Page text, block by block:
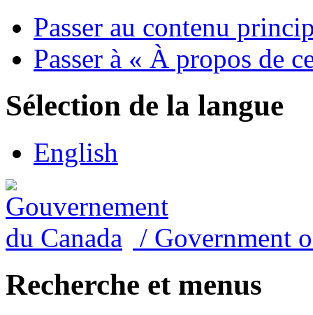
Passer au contenu
Passer à « À propos de
Sélection de la langue
English
/ Government
Recherche et menus